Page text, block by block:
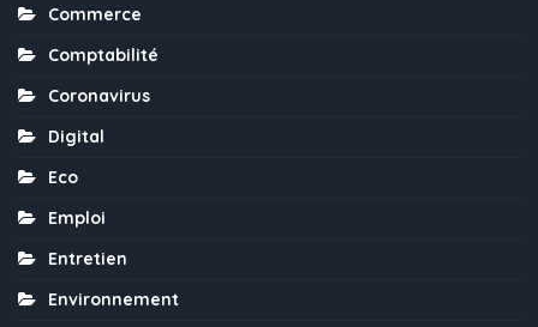
Commerce
Comptabilité
Coronavirus
Digital
Eco
Emploi
Entretien
Environnement